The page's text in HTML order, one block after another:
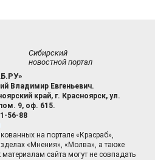
Сибирский
новостной портал
Владимир Евгеньевич.
край, г. Красноярск, ул.
9, оф. 615.
56-88
на портале «Красраб»,
«Мнения», «Молва», а также
сайта могут не совпадать